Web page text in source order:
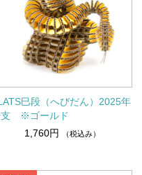
巳段（へびだん）2025年
支 ※ゴールド
1,760円
（税込み）